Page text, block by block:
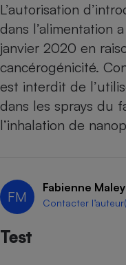
L’autorisation
dans l’alimentation
janvier 2020 en
cancérogénicité.
est interdit de
dans les sprays du
l’inhalation de
FM
Fabienne
Contacter
Test